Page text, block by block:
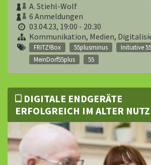
A. Stiehl-Wolf
6 Anmeldungen
03.04.23, 19:00 - 20:30
Kommunikation, Medien,
FRITZ!Box 55plusminus
Initiative
MeinDorf55plus
55
DIGITALE ENDGERÄTE
ERFOLGREICH IM ALTER